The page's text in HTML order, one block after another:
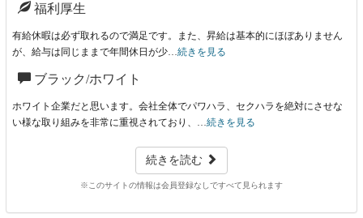
福利厚生
有給休暇は必ず取れるので満足です。また、昇給は基本的にほぼありません
が、給与は同じままで年間休日が少… 続きを見る
ブラック/ホワイト
ホワイト企業だと思います。会社全体でパワハラ、セクハラを絶対にさせな
い様な取り組みを非常に重視されており、… 続きを見る
続きを読む
※このサイトの情報は会員登録なしですべて見られます